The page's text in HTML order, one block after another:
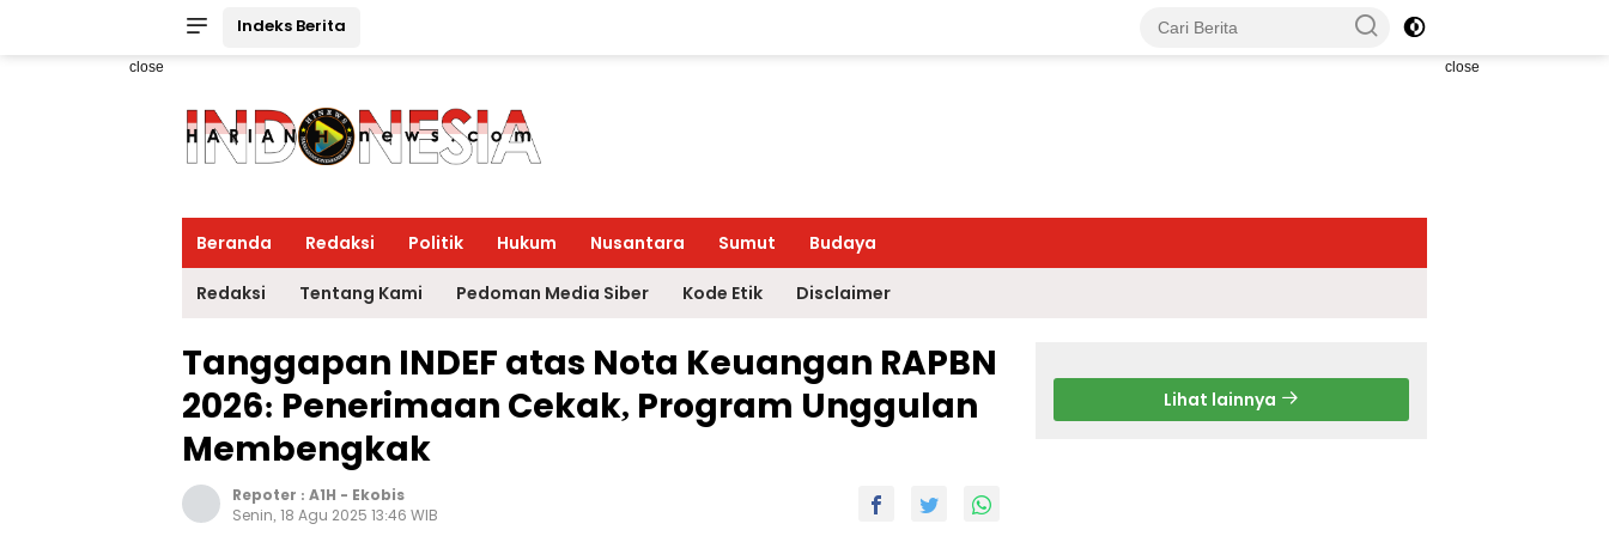
Indeks Berita
close close
Beranda Redaksi Politik Hukum Nusantara Sumut Budaya
Redaksi Tentang Kami Pedoman Media Siber Kode Etik Disclaimer
Tanggapan INDEF atas Nota Keuangan RAPBN
2026: Penerimaan Cekak, Program Unggulan
Membengkak
Repoter : A1H - Ekobis
Senin, 18 Agu 2025 13:46 WIB
Lihat lainnya